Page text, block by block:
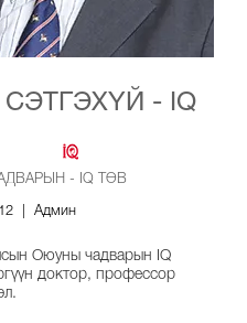
- IQ
- IQ ТӨВ
| Админ
Оюуны чадварын IQ
доктор, профессор